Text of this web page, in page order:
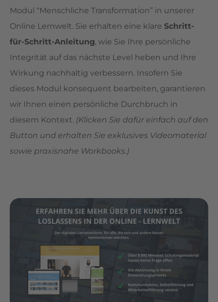
Modul “Menschliche Transformation” in unserer
Online Lernwelt. Sie erhalten eine klare Schritt-
für-Schritt-Anleitung, wie Sie Ihre persönliche
Integrität auf das nächste Level heben und Ihre
Wirkung nachhaltig verbessern. Insofern Sie
dieses Modul konsequent bearbeiten, garantieren
wir Ihnen einen persönliche Durchbruch in
diesem Kontext. (Klicken Sie dafür einfach auf den
Button und erhalten Sie exklusives Videomaterial
sowie praxisnahe Workbooks.)